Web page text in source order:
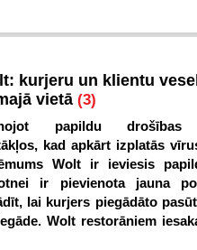
kurjeru un klientu
vietā (3)
papildu drošības
kad apkārt izplatās
Wolt ir ieviesis
ir pievienota jauna
lai kurjers piegādāto
Wolt restorāniem